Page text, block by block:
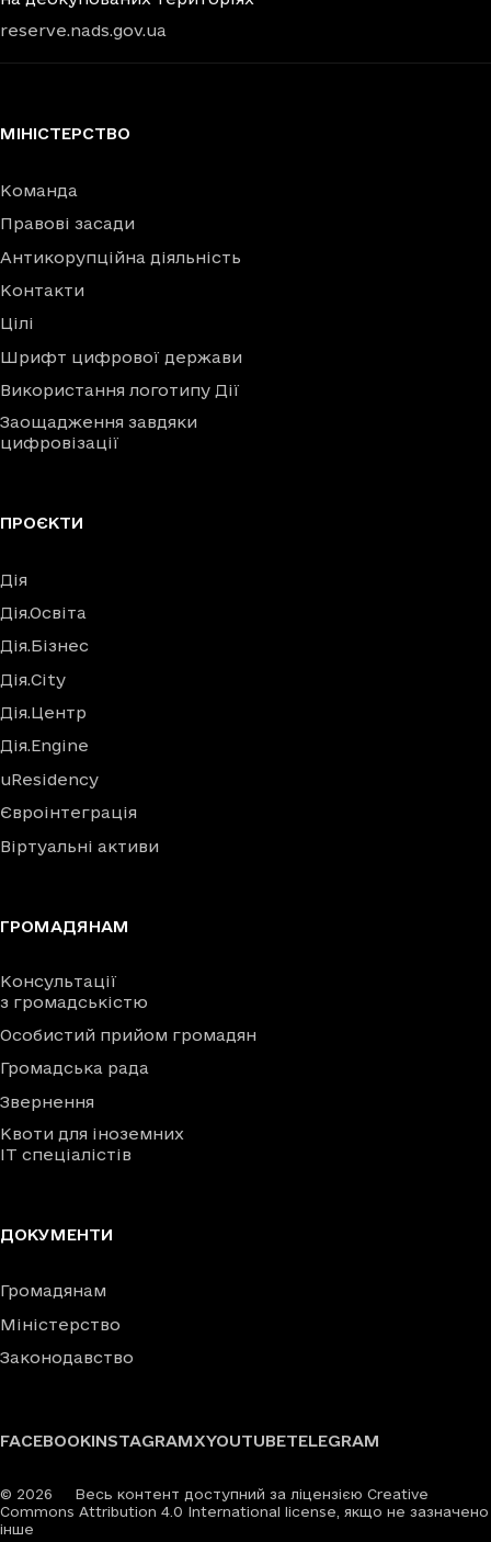
reserve.nads.gov.ua
МІНІСТЕРСТВО
Команда
Правові засади
Антикорупційна діяльність
Контакти
Цілі
Шрифт цифрової держави
Використання логотипу Дії
Заощадження завдяки
цифровізації
ПРОЄКТИ
Дія
Дія.Освіта
Дія.Бізнес
Дія.City
Дія.Центр
Дія.Engine
uResidency
Євроінтеграція
Віртуальні активи
ГРОМАДЯНАМ
Консультації
з громадськістю
Особистий прийом громадян
Громадська рада
Звернення
Квоти для іноземних
IT спеціалістів
ДОКУМЕНТИ
Громадянам
Міністерство
Законодавство
FACEBOOKINSTAGRAMXYOUTUBETELEGRAM
© 2026
Весь контент доступний за ліцензією Creative
Commons Attribution 4.0 International license, якщо не зазначено
інше